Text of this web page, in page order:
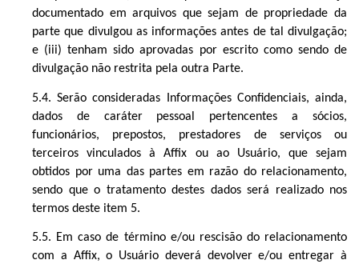
documentado em arquivos que sejam de propriedade da
parte que divulgou as informações antes de tal divulgação;
e (iii) tenham sido aprovadas por escrito como sendo de
divulgação não restrita pela outra Parte.
5.4. Serão consideradas Informações Confidenciais, ainda,
dados de caráter pessoal pertencentes a sócios,
funcionários, prepostos, prestadores de serviços ou
terceiros vinculados à Affix ou ao Usuário, que sejam
obtidos por uma das partes em razão do relacionamento,
sendo que o tratamento destes dados será realizado nos
termos deste item 5.
5.5. Em caso de término e/ou rescisão do relacionamento
com a Affix, o Usuário deverá devolver e/ou entregar à